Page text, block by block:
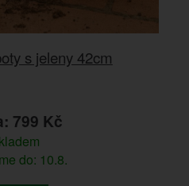
s jeleny 42cm
799 Kč
do: 10.8.